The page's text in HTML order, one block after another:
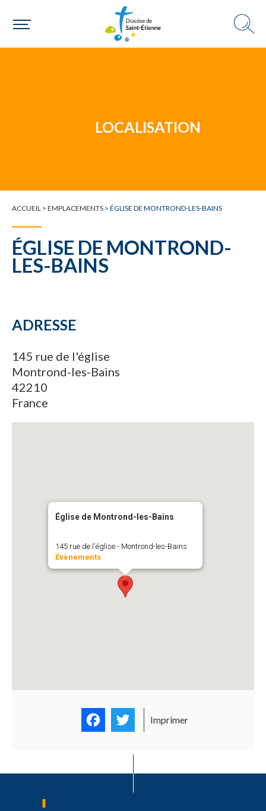
Un mouvement
LOCALISATION
ACCUEIL > EMPLACEMENTS > ÉGLISE DE MONTROND-LES-BAINS
ÉGLISE DE MONTROND-
LES-BAINS
ADRESSE
145 rue de l'église
Montrond-les-Bains
42210
France
Église de Montrond-les-Bains
145 rue de l'église - Montrond-les-Bains
Évènements
FacebookTwitter
Imprimer